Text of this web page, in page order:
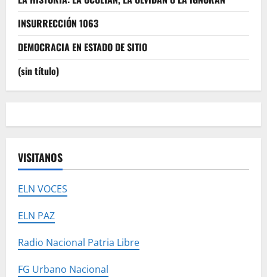
INSURRECCIÓN 1063
DEMOCRACIA EN ESTADO DE SITIO
(sin título)
VISITANOS
ELN VOCES
ELN PAZ
Radio Nacional Patria Libre
FG Urbano Nacional